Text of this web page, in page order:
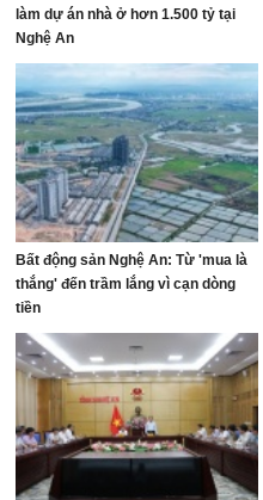
làm dự án nhà ở hơn 1.500 tỷ tại
Nghệ An
Bất động sản Nghệ An: Từ 'mua là
thắng' đến trầm lắng vì cạn dòng
tiền